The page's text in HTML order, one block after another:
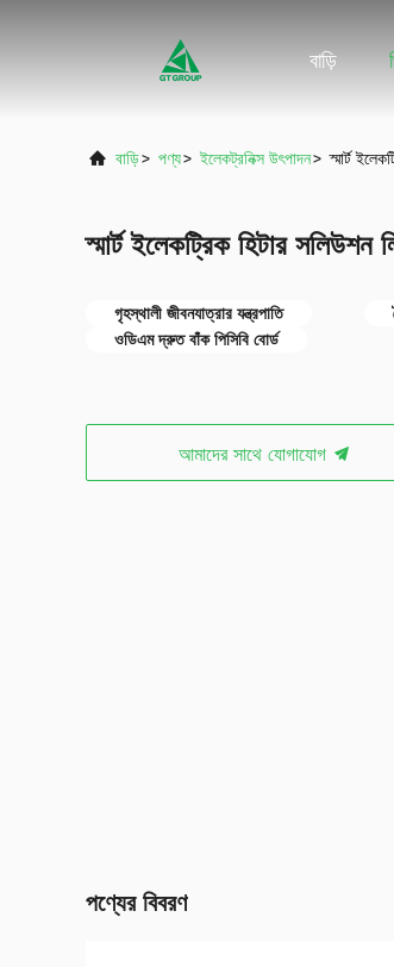
বাড়ি
বাড়ি> পণ্য> ইলেকট্রনিক্স উৎপাদন> স্মার্ট
স্মার্ট ইলেকট্রিক হিটার
গৃহস্থালী জীবনযাত্রার যন্ত্রপাতি
ওডিএম দ্রুত বাঁক পিসিবি বোর্ড
আমাদের সাথে যোগাযোগ
পণ্যের বিবরণ